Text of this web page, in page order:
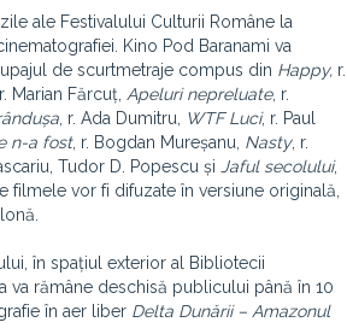
ale Festivalului Culturii Române la
Kino Pod Baranami va
de scurtmetraje compus din Happy, r.
Marian Fărcuț, Apeluri nepreluate, r.
, r. Ada Dumitru, WTF Luci, r. Paul
n-a fost, r. Bogdan Mureșanu, Nasty, r.
Tudor D. Popescu și Jaful secolului,
filmele vor fi difuzate în versiune originală,
în spațiul exterior al Bibliotecii
va rămâne deschisă publicului până în 10
în aer liber Delta Dunării – Amazonul